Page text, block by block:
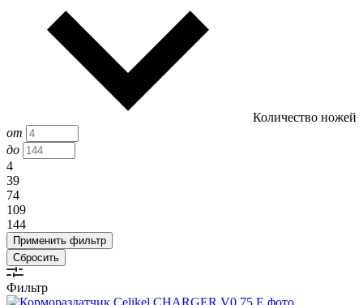
Количество ножей
от
до
4
39
74
109
144
Сбросить
Фильтр